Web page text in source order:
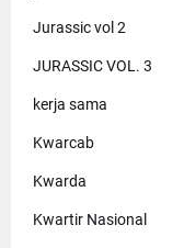
Jurassic vol 2
JURASSIC VOL. 3
kerja sama
Kwarcab
Kwarda
Kwartir Nasional